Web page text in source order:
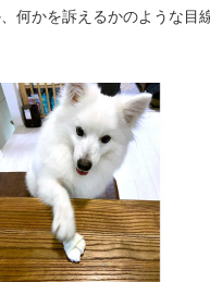
何かを訴えるかのような目